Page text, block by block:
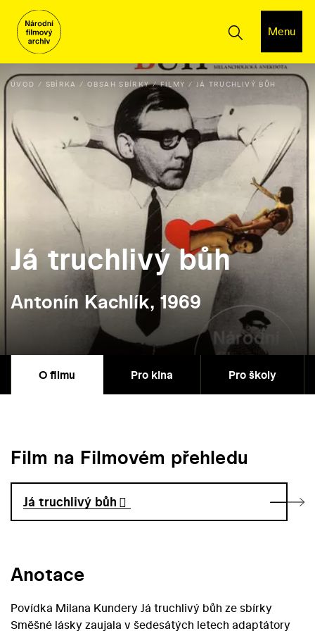
Menu
ÚVOD SBÍRKA OBSAH SBÍRKY FILMY JÁ TRUCHLIVÝ BŮH
Já truchlivý bůh
Antonín Kachlík, 1969
O filmu Pro kina Pro školy
Film na Filmovém přehledu
Já truchlivý bůh
Anotace
Povídka Milana Kundery Já truchlivý bůh ze sbírky
Směšné lásky zaujala v šedesátých letech adaptátory